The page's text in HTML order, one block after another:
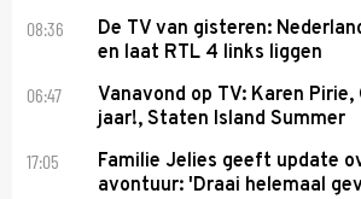
08:36
De TV van gisteren:
en laat RTL 4 links liggen
06:47
Vanavond op TV: Karen Pirie,
jaar!, Staten Island Summer
17:05
Familie Jelies geeft update
avontuur: 'Draai helemaal